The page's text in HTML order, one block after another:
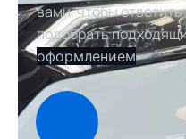
вами, чтобы
подобрать
оформлением